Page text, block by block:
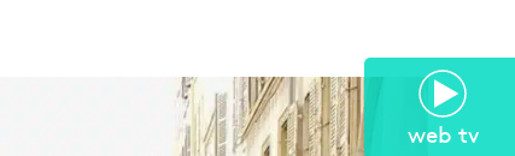
web tv